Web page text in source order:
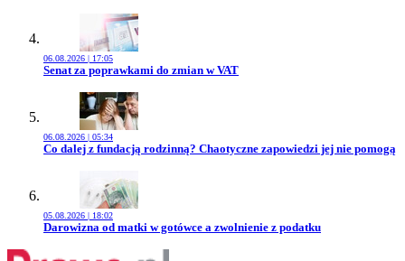
06.08.2026 | 17:05
Przejdź do artykułu:
Senat za poprawkami do zmian w VAT
06.08.2026 | 05:34
Przejdź do artykułu:
Co dalej z fundacją rodzinną? Chaotyczne zapowiedzi jej nie pomogą
05.08.2026 | 18:02
Przejdź do artykułu:
Darowizna od matki w gotówce a zwolnienie z podatku